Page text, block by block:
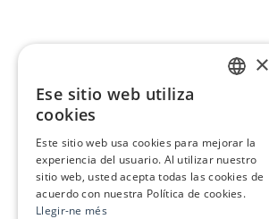
×
Ese sitio web utiliza
cookies
Este sitio web usa cookies para mejorar la
experiencia del usuario. Al utilizar nuestro
sitio web, usted acepta todas las cookies de
acuerdo con nuestra Política de cookies.
Llegir-ne més